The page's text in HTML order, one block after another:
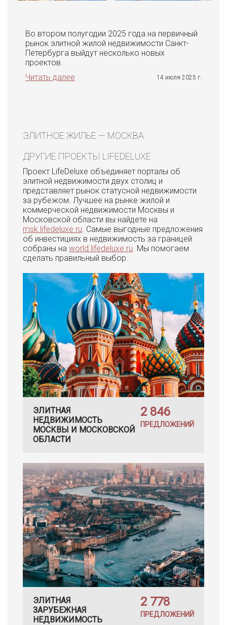
Во втором полугодии 2025 года на первичный
рынок элитной жилой недвижимости Санкт-
Петербурга выйдут несколько новых
проектов.
Читать далее
14 июля 2025 г.
ЭЛИТНОЕ ЖИЛЬЕ — МОСКВА
ДРУГИЕ ПРОЕКТЫ LIFEDELUXE
Проект LifeDeluxe объединяет порталы об
элитной недвижимости двух столиц и
представляет рынок статусной недвижимости
за рубежом. Лучшее на рынке жилой и
коммерческой недвижимости Москвы и
Московской области вы найдете на
msk.lifedeluxe.ru . Самые выгодные предложения
об инвестициях в недвижимость за границей
собраны на world.lifedeluxe.ru . Мы помогаем
сделать правильный выбор.
ЭЛИТНАЯ
НЕДВИЖИМОСТЬ
МОСКВЫ И МОСКОВСКОЙ
ОБЛАСТИ
2 846
ПРЕДЛОЖЕНИЙ
ЭЛИТНАЯ
ЗАРУБЕЖНАЯ
НЕДВИЖИМОСТЬ
2 778
ПРЕДЛОЖЕНИЙ